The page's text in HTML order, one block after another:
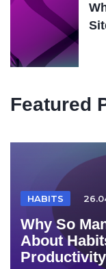
Featured
HABITS
Why So
About
Productivity